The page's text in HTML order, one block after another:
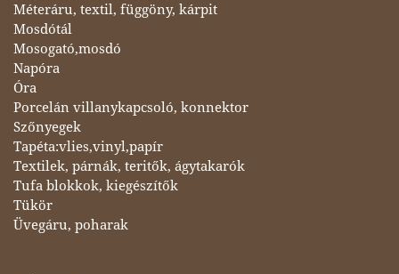
Méteráru, textil, függöny, kárpit
Mosdótál
Mosogató,mosdó
Napóra
Óra
Porcelán villanykapcsoló, konnektor
Szőnyegek
Tapéta:vlies,vinyl,papír
Textilek, párnák, teritők, ágytakarók
Tufa blokkok, kiegészítők
Tükör
Üvegáru, poharak